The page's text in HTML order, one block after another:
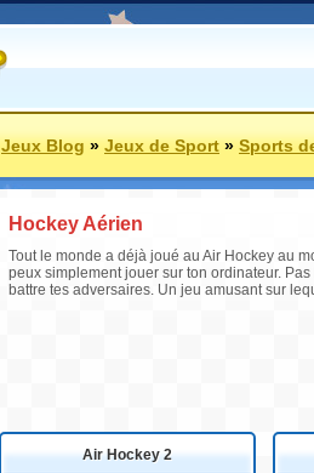
Jeux Blog»Jeux de Sport»Sports
Hockey Aérien
Tout le monde a déjà joué au Air Hockey au
peux simplement jouer sur ton ordinateur.
battre tes adversaires. Un jeu amusant sur
Air Hockey 2